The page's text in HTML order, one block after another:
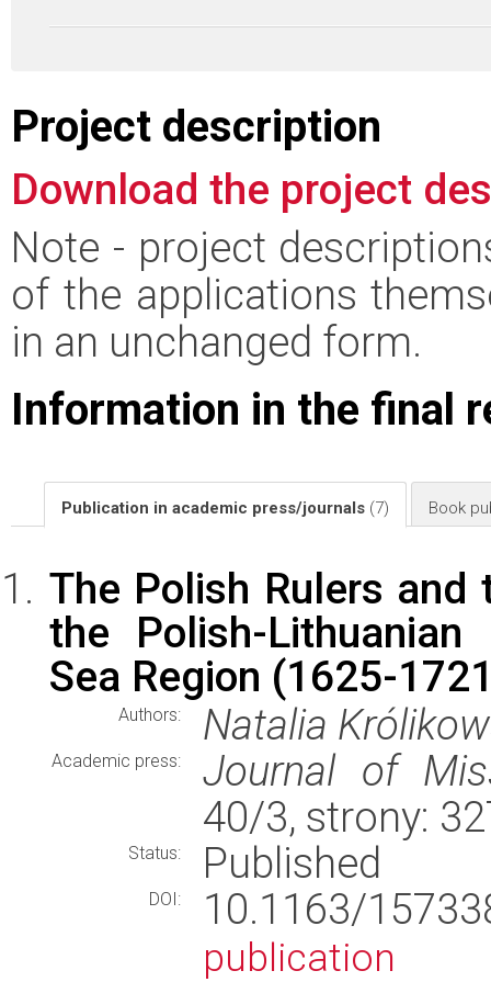
Project description
Download the project
Note - project
of the applications
in an unchanged form.
Information in the final
Publication in academic press/journals (7) Book
The Polish Rulers
the Polish-
Sea Region (1625-
Authors: Natalia
Academic press:
Journal of
40/3, strony:
Status: Published
DOI: 10.1163/
publication